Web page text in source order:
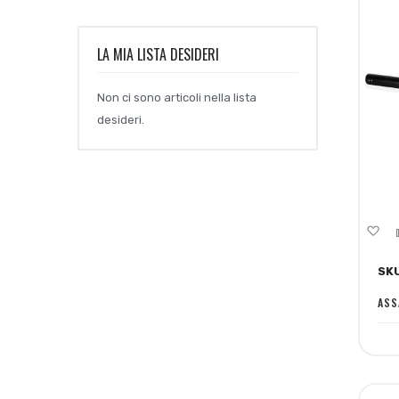
LA MIA LISTA DESIDERI
Non ci sono articoli nella lista
desideri.